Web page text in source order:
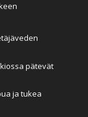
pätevät
ja tukea